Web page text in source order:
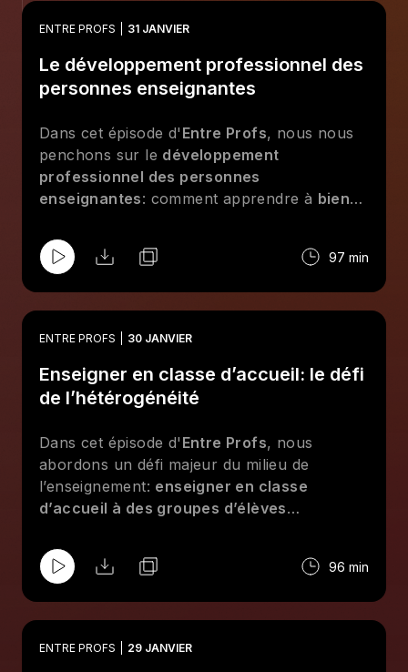
ENTRE PROFS 31 JANVIER
Le développement professionnel des
personnes enseignantes
Dans cet épisode d' Entre Profs, nous nous
penchons sur le développement
professionnel des personnes
enseignantes: comment apprendre à bien
notre domaine d'enseignement est en
constante évolution? Découvrez des
personnel enseignant et rester informé des
dernières pratiques pédagogiques et
97 min
ENTRE PROFS 30 JANVIER
Enseigner en classe d’accueil: le défi
de l’hétérogénéité
Dans cet épisode d' Entre Profs, nous
abordons un défi majeur du milieu de
l’enseignement: enseigner en classe
d’accueil à des groupes d’élèves
pour répondre aux besoins uniques de
chaque élève, notamment ceux qui portent
Découvrez des stratégies pédagogiques pour
enseigner des sujets complexes tout en
96 min
ENTRE PROFS 29 JANVIER